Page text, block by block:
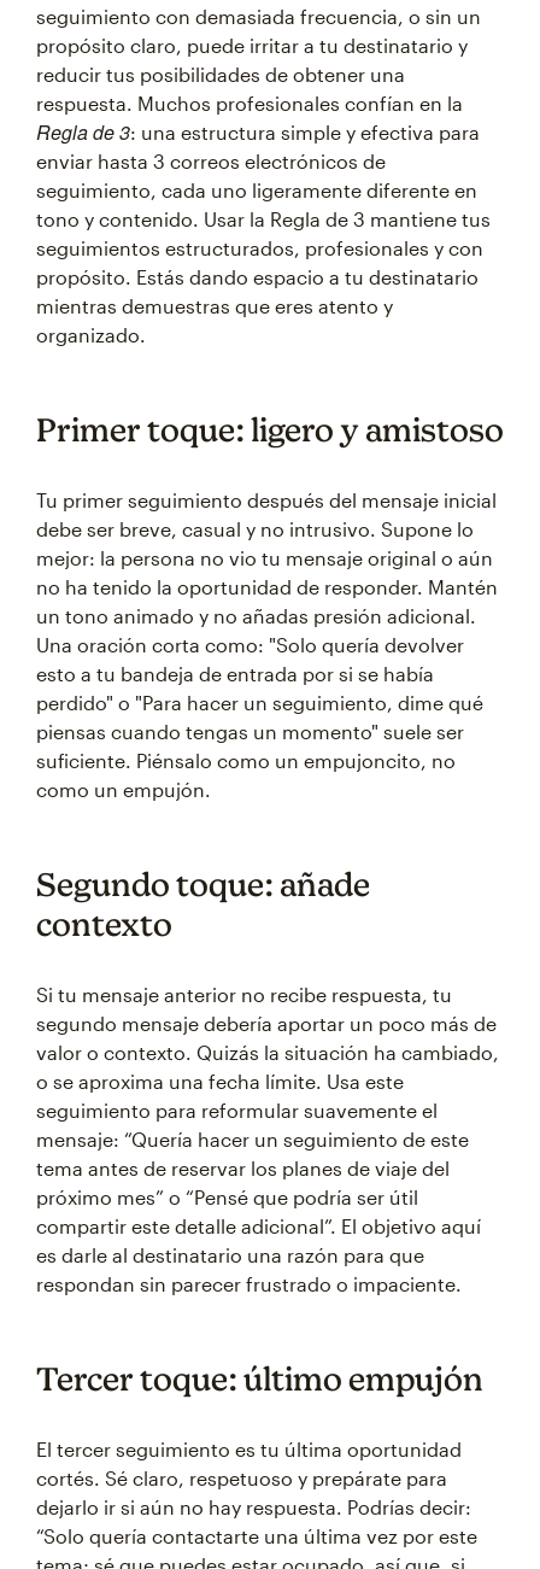
seguimiento con demasiada frecuencia, o sin un
propósito claro, puede irritar a tu destinatario y
reducir tus posibilidades de obtener una
respuesta. Muchos profesionales confían en la
Regla de 3: una estructura simple y efectiva para
enviar hasta 3 correos electrónicos de
seguimiento, cada uno ligeramente diferente en
tono y contenido. Usar la Regla de 3 mantiene tus
seguimientos estructurados, profesionales y con
propósito. Estás dando espacio a tu destinatario
mientras demuestras que eres atento y
organizado.
Primer toque: ligero y amistoso
Tu primer seguimiento después del mensaje inicial
debe ser breve, casual y no intrusivo. Supone lo
mejor: la persona no vio tu mensaje original o aún
no ha tenido la oportunidad de responder. Mantén
un tono animado y no añadas presión adicional.
Una oración corta como: "Solo quería devolver
esto a tu bandeja de entrada por si se había
perdido" o "Para hacer un seguimiento, dime qué
piensas cuando tengas un momento" suele ser
suficiente. Piénsalo como un empujoncito, no
como un empujón.
Segundo toque: añade
contexto
Si tu mensaje anterior no recibe respuesta, tu
segundo mensaje debería aportar un poco más de
valor o contexto. Quizás la situación ha cambiado,
o se aproxima una fecha límite. Usa este
seguimiento para reformular suavemente el
mensaje: “Quería hacer un seguimiento de este
tema antes de reservar los planes de viaje del
próximo mes” o “Pensé que podría ser útil
compartir este detalle adicional”. El objetivo aquí
es darle al destinatario una razón para que
respondan sin parecer frustrado o impaciente.
Tercer toque: último empujón
El tercer seguimiento es tu última oportunidad
cortés. Sé claro, respetuoso y prepárate para
dejarlo ir si aún no hay respuesta. Podrías decir:
“Solo quería contactarte una última vez por este